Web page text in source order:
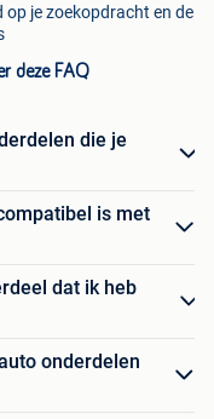
je zoekopdracht en de
deze FAQ
die je
is met
dat ik heb
onderdelen